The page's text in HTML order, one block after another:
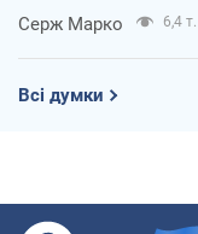
Серж Марко 6,4 т.
Всі думки